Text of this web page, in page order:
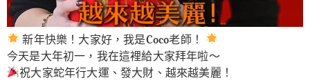
新年快樂！大家好，我是Coco老師！
今天是大年初一，我在這裡給大家拜年啦～
祝大家蛇年行大運、發大財、越來越美麗！